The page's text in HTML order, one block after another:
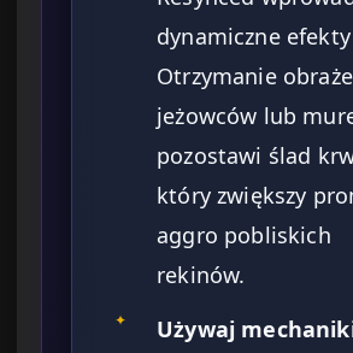
dynamiczne
Otrzymanie
jeżowców lub
pozostawi ślad
który zwiększy
aggro pobliskich
rekinów.
✦
Używaj